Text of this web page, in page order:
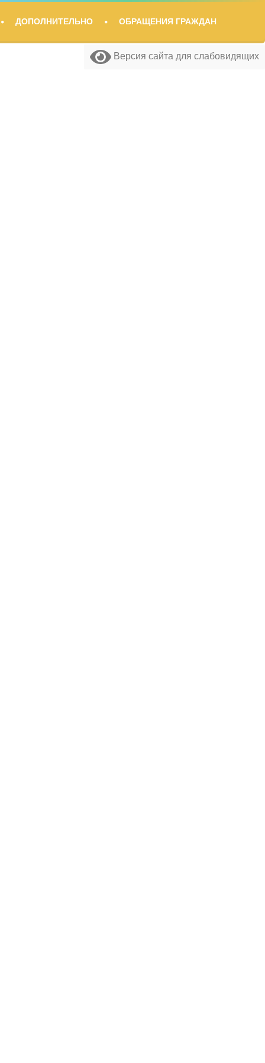
ДОПОЛНИТЕЛЬНО ОБРАЩЕНИЯ ГРАЖДАН
Версия сайта для слабовидящих
Версия сайта для слабовидящих